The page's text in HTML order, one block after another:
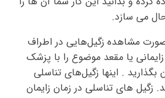
می سازد.
مشاهده زگیل‌هایی در اطراف
زایمانی یا مقعد موضوع را با پزشک
بگذارید . اینها زگیل‌های تناسلی
زگیل های تناسلی در زمان زایمان